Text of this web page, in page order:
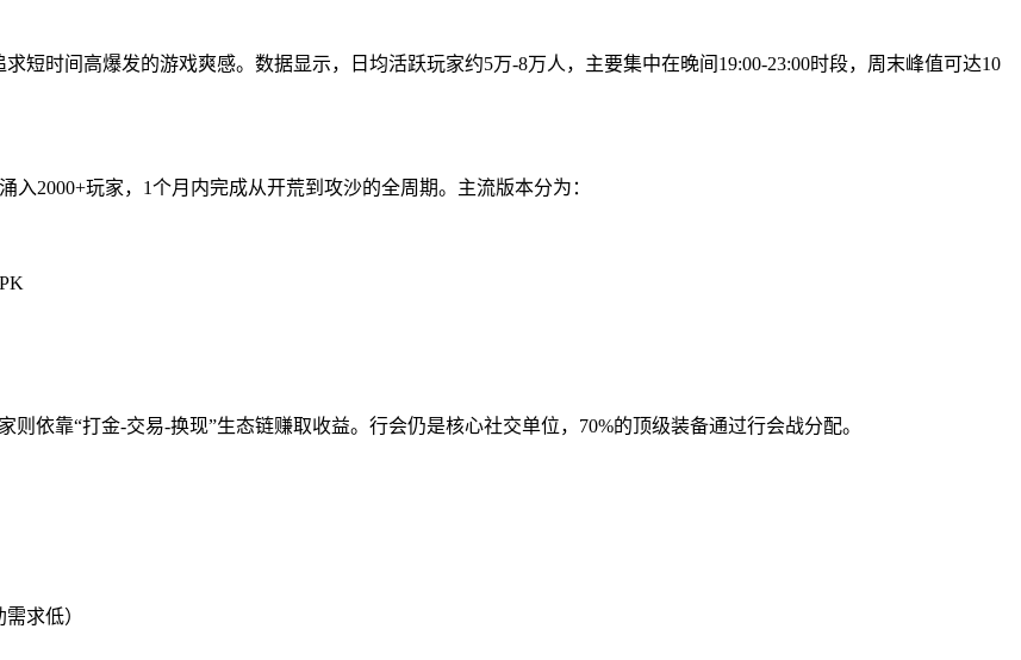
短时间高爆发的游戏爽感。数据显示，日均活跃玩家约5万-8万人，主要集中在晚间19:00-23:00时段，周末峰值可达10
2000+玩家，1个月内完成从开荒到攻沙的全周期。主流版本分为：
依靠“打金-交易-换现”生态链赚取收益。行会仍是核心社交单位，70%的顶级装备通过行会战分配。
求低）